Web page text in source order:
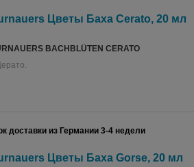
Цветы Баха Cerato, 20 мл
BACHBLÜTEN CERATO
доставки из Германии 3-4 недели
Цветы Баха Gorse, 20 мл